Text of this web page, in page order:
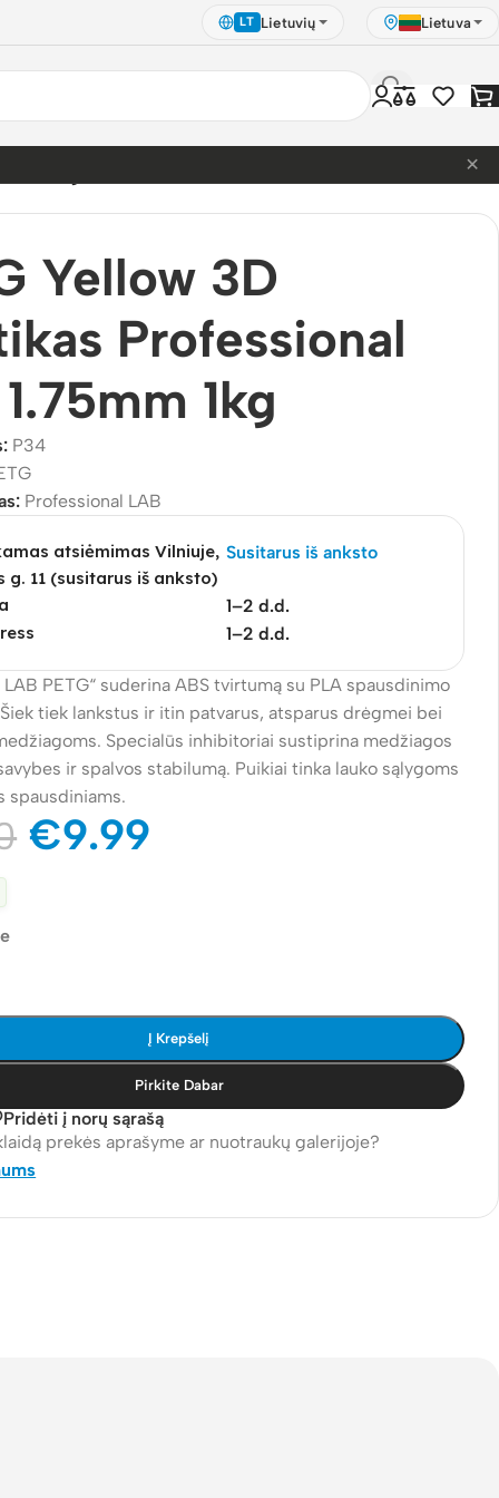
LT Lietuvių Lietuva
×
Yellow 3D
Professional
1kg
P34
Professional LAB
atsiėmimas Vilniuje,
g. 11 (susitarus iš anksto)
Susitarus iš anksto
1–2 d.d.
1–2 d.d.
PETG“ suderina ABS tvirtumą su PLA spausdinimo
tiek lankstus ir itin patvarus, atsparus drėgmei bei
Specialūs inhibitoriai sustiprina medžiagos
ir spalvos stabilumą. Puikiai tinka lauko sąlygoms
spausdiniams.
€9.99
Į Krepšelį
Pirkite Dabar
Pridėti į norų sąrašą
prekės aprašyme ar nuotraukų galerijoje?